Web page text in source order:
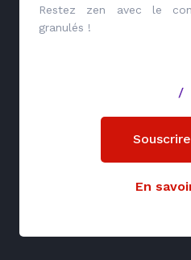
Restez zen avec le
granulés !
/
Souscrire
En